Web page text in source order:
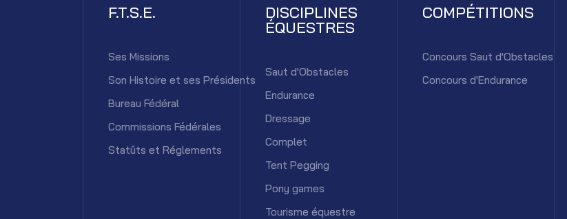
F.T.S.E.
Ses Missions
Son Histoire et ses Présidents
Bureau Fédéral
Commissions Fédérales
Statûts et Réglements
DISCIPLINES
ÉQUESTRES
Saut d'Obstacles
Endurance
Dressage
Complet
Tent Pegging
Pony games
Tourisme équestre
COMPÉTITIONS
Concours Saut d'Obstacles
Concours d'Endurance